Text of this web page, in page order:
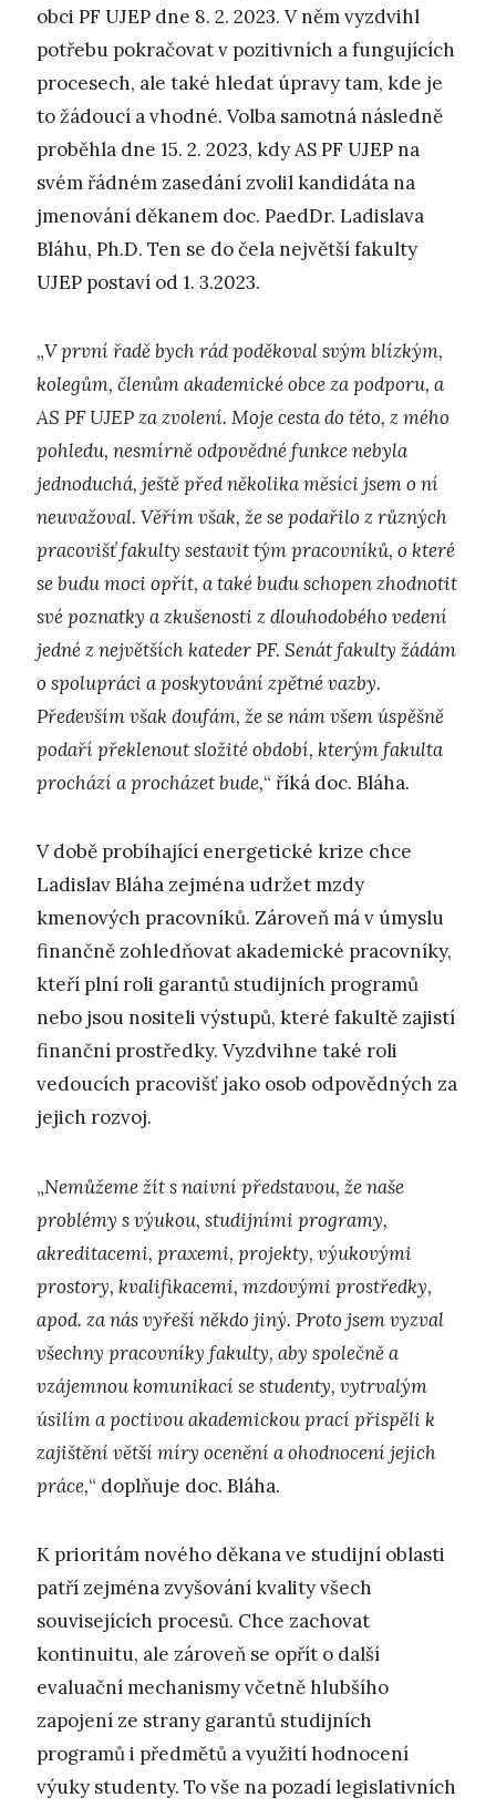
obci PF UJEP dne 8. 2. 2023. V něm vyzdvihl
potřebu pokračovat v pozitivních a fungujících
procesech, ale také hledat úpravy tam, kde je
to žádoucí a vhodné. Volba samotná následně
proběhla dne 15. 2. 2023, kdy AS PF UJEP na
svém řádném zasedání zvolil kandidáta na
jmenování děkanem doc. PaedDr. Ladislava
Bláhu, Ph.D. Ten se do čela největší fakulty
UJEP postaví od 1. 3.2023.
„V první řadě bych rád poděkoval svým blízkým,
kolegům, členům akademické obce za podporu, a
AS PF UJEP za zvolení. Moje cesta do této, z mého
pohledu, nesmírně odpovědné funkce nebyla
jednoduchá, ještě před několika měsíci jsem o ní
neuvažoval. Věřím však, že se podařilo z různých
pracovišť fakulty sestavit tým pracovníků, o které
se budu moci opřít, a také budu schopen zhodnotit
své poznatky a zkušenosti z dlouhodobého vedení
jedné z největších kateder PF. Senát fakulty žádám
o spolupráci a poskytování zpětné vazby.
Především však doufám, že se nám všem úspěšně
podaří překlenout složité období, kterým fakulta
prochází a procházet bude,“ říká doc. Bláha.
V době probíhající energetické krize chce
Ladislav Bláha zejména udržet mzdy
kmenových pracovníků. Zároveň má v úmyslu
finančně zohledňovat akademické pracovníky,
kteří plní roli garantů studijních programů
nebo jsou nositeli výstupů, které fakultě zajistí
finanční prostředky. Vyzdvihne také roli
vedoucích pracovišť jako osob odpovědných za
jejich rozvoj.
„Nemůžeme žít s naivní představou, že naše
problémy s výukou, studijními programy,
akreditacemi, praxemi, projekty, výukovými
prostory, kvalifikacemi, mzdovými prostředky,
apod. za nás vyřeší někdo jiný. Proto jsem vyzval
všechny pracovníky fakulty, aby společně a
vzájemnou komunikací se studenty, vytrvalým
úsilím a poctivou akademickou prací přispěli k
zajištění větší míry ocenění a ohodnocení jejich
práce,“ doplňuje doc. Bláha.
K prioritám nového děkana ve studijní oblasti
patří zejména zvyšování kvality všech
souvisejících procesů. Chce zachovat
kontinuitu, ale zároveň se opřít o další
evaluační mechanismy včetně hlubšího
zapojení ze strany garantů studijních
programů i předmětů a využití hodnocení
výuky studenty. To vše na pozadí legislativních